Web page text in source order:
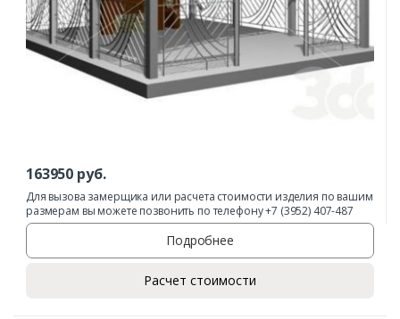
163950 руб.
Для вызова замерщика или расчета стоимости изделия по вашим
размерам вы можете позвонить по телефону +7 (3952) 407-487
Подробнее
Расчет стоимости